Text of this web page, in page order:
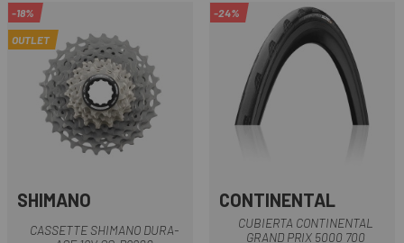
-18%
OUTLET
SHIMANO
CASSETTE SHIMANO DURA-
-24%
CONTINENTAL
CUBIERTA CONTINENTAL
GRAND PRIX 5000 700